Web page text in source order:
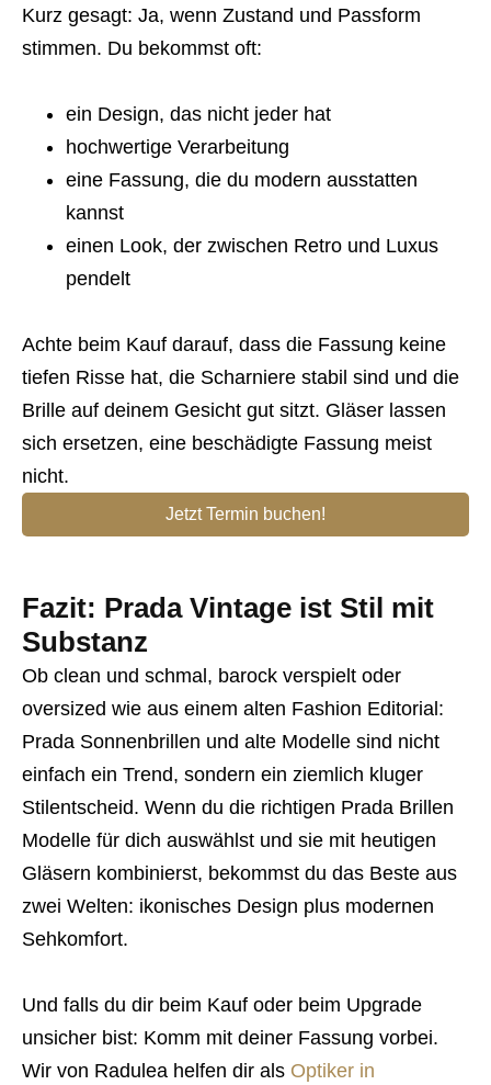
Kurz gesagt: Ja, wenn Zustand und Passform
stimmen. Du bekommst oft:
ein Design, das nicht jeder hat
hochwertige Verarbeitung
eine Fassung, die du modern ausstatten
kannst
einen Look, der zwischen Retro und Luxus
pendelt
Achte beim Kauf darauf, dass die Fassung keine
tiefen Risse hat, die Scharniere stabil sind und die
Brille auf deinem Gesicht gut sitzt. Gläser lassen
sich ersetzen, eine beschädigte Fassung meist
nicht.
Jetzt Termin buchen!
Fazit: Prada Vintage ist Stil mit
Substanz
Ob clean und schmal, barock verspielt oder
oversized wie aus einem alten Fashion Editorial:
Prada Sonnenbrillen und alte Modelle sind nicht
einfach ein Trend, sondern ein ziemlich kluger
Stilentscheid. Wenn du die richtigen Prada Brillen
Modelle für dich auswählst und sie mit heutigen
Gläsern kombinierst, bekommst du das Beste aus
zwei Welten: ikonisches Design plus modernen
Sehkomfort.
Und falls du dir beim Kauf oder beim Upgrade
unsicher bist: Komm mit deiner Fassung vorbei.
Wir von Radulea helfen dir als Optiker in